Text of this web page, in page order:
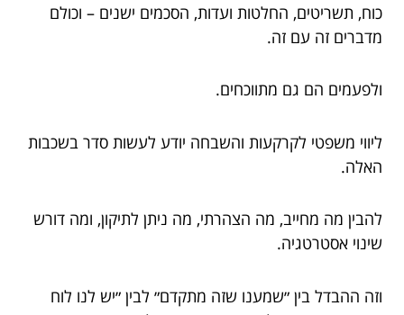
כוח, תשריטים, החלטות ועדות, הסכמים ישנים – וכולם
מדברים זה עם זה.
ולפעמים הם גם מתווכחים.
ליווי משפטי לקרקעות והשבחה יודע לעשות סדר בשכבות
האלה.
להבין מה מחייב, מה הצהרתי, מה ניתן לתיקון, ומה דורש
שינוי אסטרטגיה.
וזה ההבדל בין ״שמענו שזה מתקדם״ לבין ״יש לנו לוח